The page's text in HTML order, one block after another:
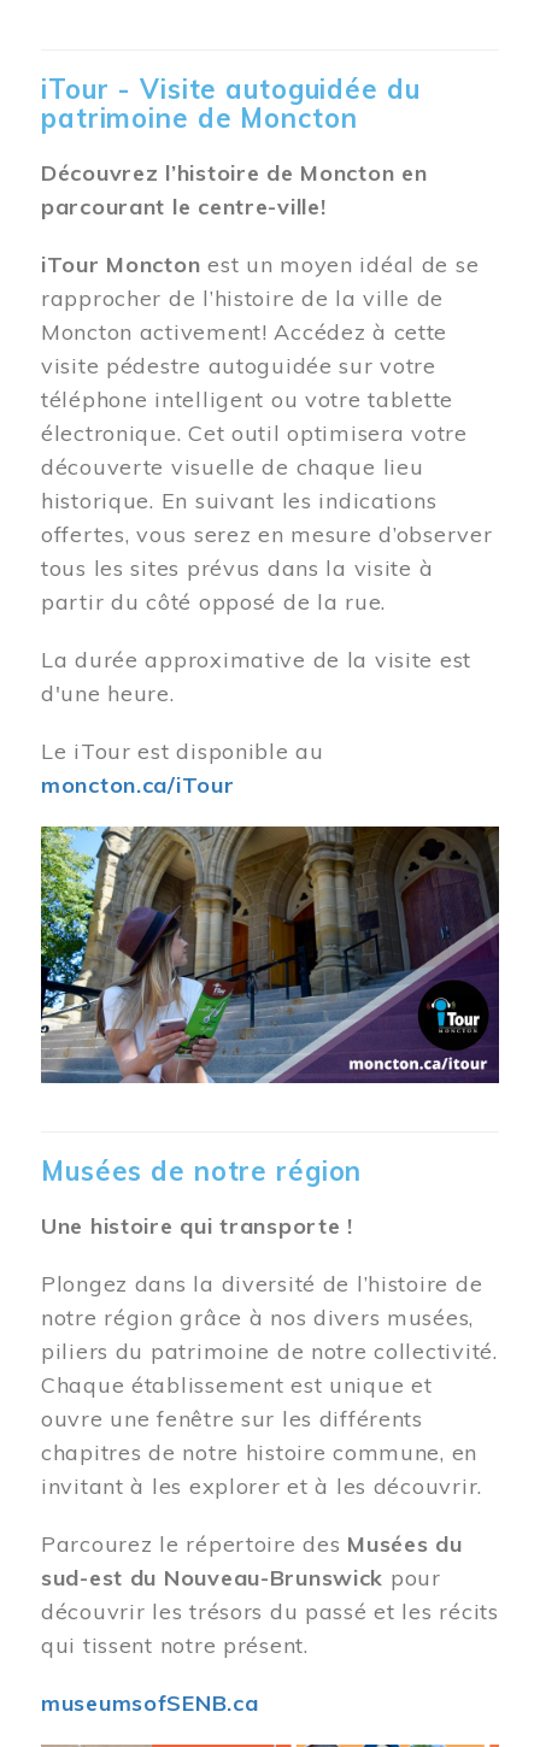
iTour - Visite autoguidée du
patrimoine de Moncton
Découvrez l’histoire de Moncton en
parcourant le centre-ville!
iTour Moncton est un moyen idéal de se
rapprocher de l’histoire de la ville de
Moncton activement! Accédez à cette
visite pédestre autoguidée sur votre
téléphone intelligent ou votre tablette
électronique. Cet outil optimisera votre
découverte visuelle de chaque lieu
historique. En suivant les indications
offertes, vous serez en mesure d’observer
tous les sites prévus dans la visite à
partir du côté opposé de la rue.
La durée approximative de la visite est
d'une heure.
Le iTour est disponible au
moncton.ca/iTour
Musées de notre région
Une histoire qui transporte !
Plongez dans la diversité de l’histoire de
notre région grâce à nos divers musées,
piliers du patrimoine de notre collectivité.
Chaque établissement est unique et
ouvre une fenêtre sur les différents
chapitres de notre histoire commune, en
invitant à les explorer et à les découvrir.
Parcourez le répertoire des Musées du
sud-est du Nouveau-Brunswick pour
découvrir les trésors du passé et les récits
qui tissent notre présent.
museumsofSENB.ca